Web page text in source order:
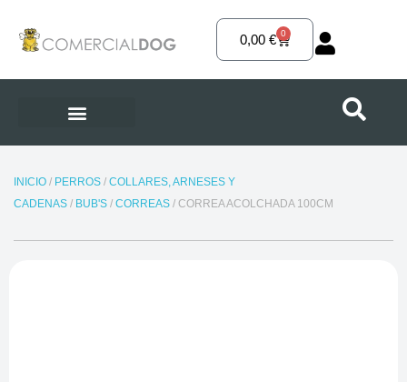
contenido
0,00€ 0
Carrito
INICIO/ PERROS/ COLLARES, ARNESES Y
CADENAS/ BUB'S/ CORREAS/ CORREA ACOLCHADA 100CM